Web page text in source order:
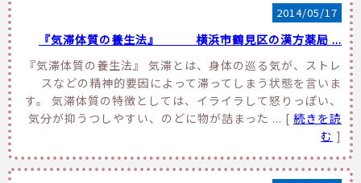
2014/05/17
『気滞体質の養生法』 横浜市鶴見区の漢方薬局 ...
『気滞体質の養生法』 気滞とは、身体の巡る気が、ストレ
スなどの精神的要因によって滞ってしまう状態を言いま
す。 気滞体質の特徴としては、イライラして怒りっぽい、
気分が抑うつしやすい、のどに物が詰まった ... [ 続きを読
む ]